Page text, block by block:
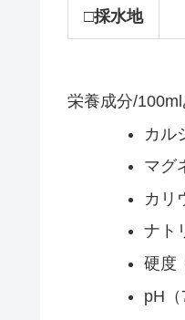
□採水地
栄養成分/100ml
カル
マグ
カリ
ナト
硬度
pH（